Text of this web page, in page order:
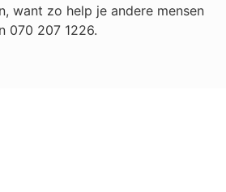
want zo help je andere mensen
070 207 1226.